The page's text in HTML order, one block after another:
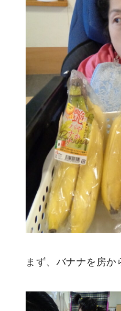
まず、バナナを房か